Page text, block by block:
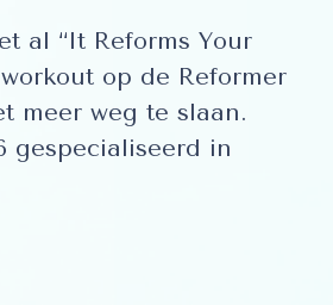
al “It Reforms Your
op de Reformer
meer weg te slaan.
gespecialiseerd in